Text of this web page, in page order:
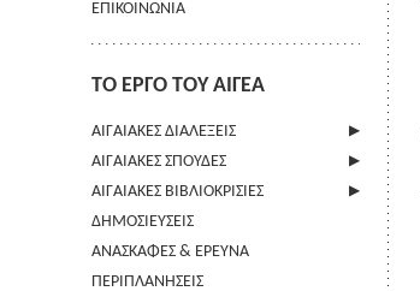
ΕΠΙΚΟΙΝΩΝΙΑ
ΤΟ ΕΡΓΟ ΤΟΥ ΑΙΓΕΑ
ΑΙΓΑΙΑΚΕΣ ΔΙΑΛΕΞΕΙΣ
ΠΛΗΡΟΦΟΡΙΕΣ
ΑΙΓΑΙΑΚΕΣ ΣΠΟΥΔΕΣ
ΠΛΗΡΟΦΟΡΙΕΣ
ΟΔΗΓΙΕΣ ΠΡΟΣ ΣΥΓΓΡΑΦΕΙΣ
ΟΡΟΙ ΧΡΗΣΗΣ
ΕΠΙΚΟΙΝΩΝΙΑ
ΑΙΓΑΙΑΚΕΣ ΒΙΒΛΙΟΚΡΙΣΙΕΣ
ΠΛΗΡΟΦΟΡΙΕΣ
ΔΗΜΟΣΙΕΥΣΕΙΣ
ΑΝΑΣΚΑΦΕΣ & ΕΡΕΥΝΑ
ΠΕΡΙΠΛΑΝΗΣΕΙΣ